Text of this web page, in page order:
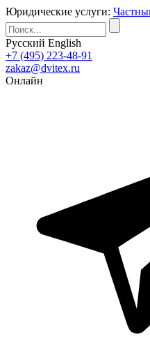
Юридические услуги:
Русский English
+7 (495) 223-48-91
zakaz@dvitex.ru
Онлайн